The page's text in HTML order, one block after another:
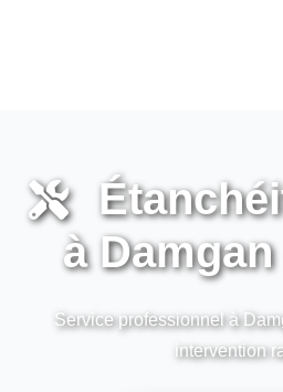
à Damgan
Service professionnel à
intervention